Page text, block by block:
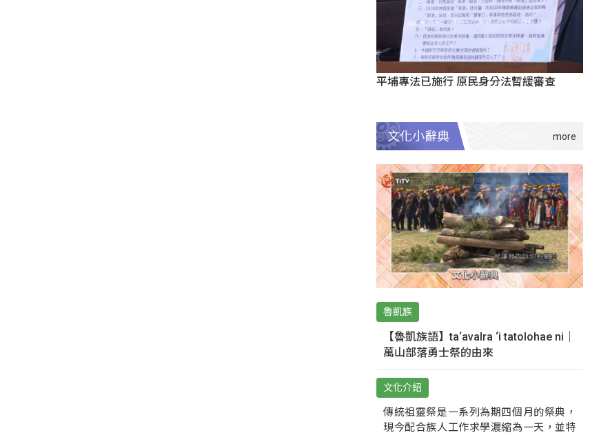
平埔專法已施行 原民身分法暫緩審查
文化小辭典
魯凱族
【魯凱族語】ta‘avalra ‘i tatolohae ni｜
萬山部落勇士祭的由來
文化介紹
傳統祖靈祭是一系列為期四個月的祭典，
現今配合族人工作求學濃縮為一天，並特